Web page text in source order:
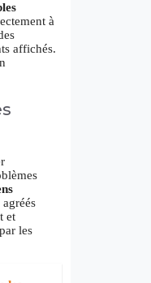
à
affichés.
et
les